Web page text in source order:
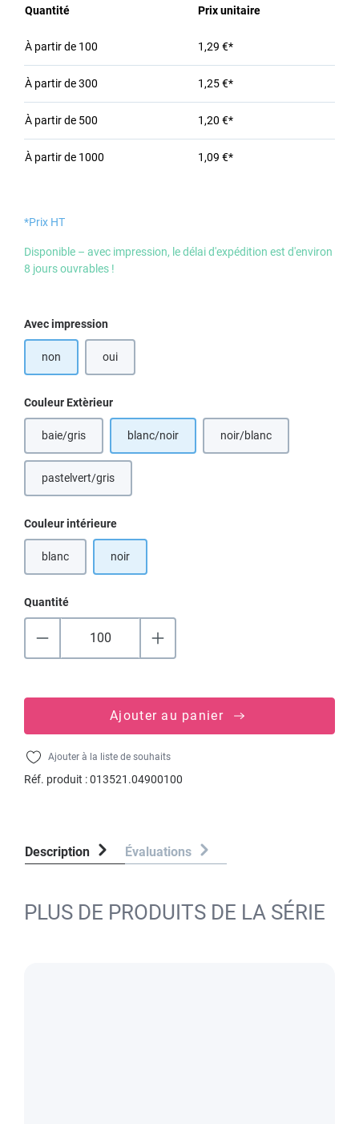
Quantité Prix unitaire
À partir de 100 1,29 €*
À partir de300 1,25 €*
À partir de 500 1,20 €*
À partir de 1000 1,09 €*
*Prix HT
Disponible – avec impression, le délai d'expédition est d'environ
8 jours ouvrables !
Sélectionnez
Avec impression
non oui
Sélectionnez
Couleur Extèrieur
baie/gris blanc/noir noir/blanc(Cette option n'est pas
pastelvert/gris
Sélectionnez
Couleur intérieure
blanc
(Cette option n'est pas disponible pour le moment.)
noir
Quantité
Ajouter au panier
Ajouter à la liste de souhaits
Réf. produit :013521.04900100
Description Évaluations
PLUS DE PRODUITS DE LA SÉRIE